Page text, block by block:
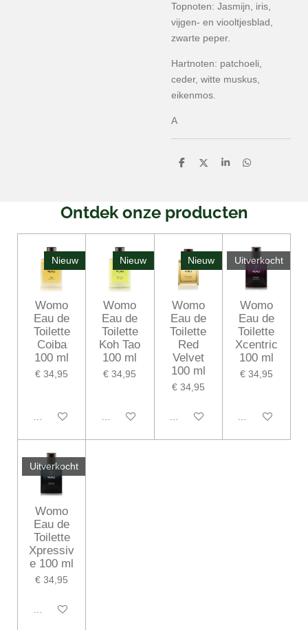
Topnoten: Jasmijn, iris,
vijgen- en viooltjesblad,
zwarte peper.
Hartnoten: patchoeli,
ceder, witte muskus,
eikenmos.
A
D
D
S
e
D
Ontdek onze producten
Nieuw
Womo
Eau de
Toilette
Coiba
100 ml
€ 34,95
In winkelwagen
Nieuw
Womo
Eau de
Toilette
Koh Tao
100 ml
€ 34,95
Houd mij op de hoogte
Nieuw
Womo
Eau de
Toilette
Red
Velvet
100 ml
€ 34,95
Houd mij op de hoogte
Uitverkocht
Womo
Eau de
Toilette
Xcentric
100 ml
€ 34,95
Houd mij op de
Uitverkocht
Womo
Eau de
Toilette
Xpressiv
e 100 ml
€ 34,95
Houd mij op de hoogte